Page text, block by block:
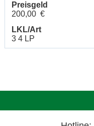
Preisgeld
200,00 €
LKL/Art
3 4 LP